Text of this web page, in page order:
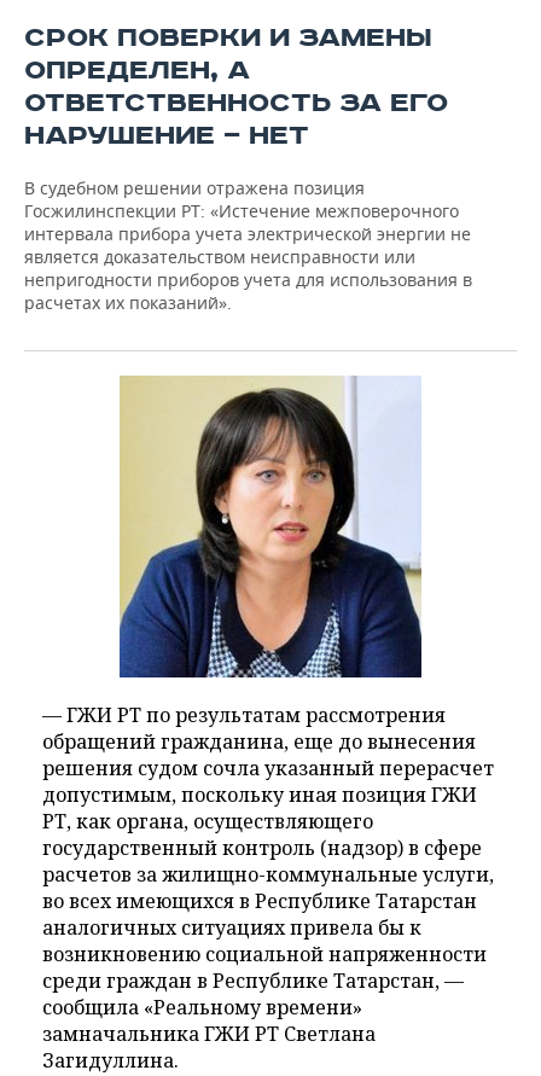
СРОК ПОВЕРКИ И ЗАМЕНЫ
ОПРЕДЕЛЕН, А
ОТВЕТСТВЕННОСТЬ ЗА ЕГО
НАРУШЕНИЕ — НЕТ
В судебном решении отражена позиция
Госжилинспекции РТ: «Истечение межповерочного
интервала прибора учета электрической энергии не
является доказательством неисправности или
непригодности приборов учета для использования в
расчетах их показаний».
— ГЖИ РТ по результатам рассмотрения
обращений гражданина, еще до вынесения
решения судом сочла указанный перерасчет
допустимым, поскольку иная позиция ГЖИ
РТ, как органа, осуществляющего
государственный контроль (надзор) в сфере
расчетов за жилищно-коммунальные услуги,
во всех имеющихся в Республике Татарстан
аналогичных ситуациях привела бы к
возникновению социальной напряженности
среди граждан в Республике Татарстан, —
сообщила «Реальному времени»
замначальника ГЖИ РТ Светлана
Загидуллина.